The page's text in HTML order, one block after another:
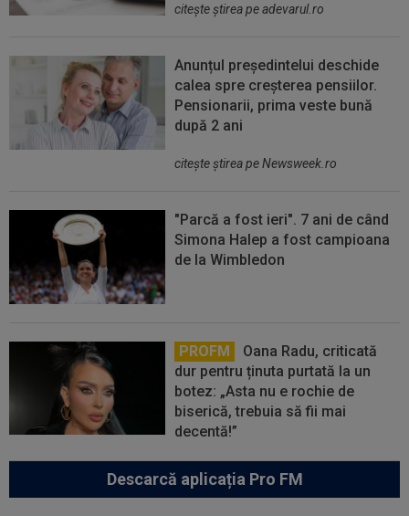
citeşte ştirea pe adevarul.ro
Anunțul președintelui deschide
calea spre creșterea pensiilor.
Pensionarii, prima veste bună
după 2 ani
citeşte ştirea pe Newsweek.ro
"Parcă a fost ieri". 7 ani de când
Simona Halep a fost campioana
de la Wimbledon
PROFM
Oana Radu, criticată
dur pentru ținuta purtată la un
botez: „Asta nu e rochie de
biserică, trebuia să fii mai
decentă!”
Descarcă aplicația Pro FM